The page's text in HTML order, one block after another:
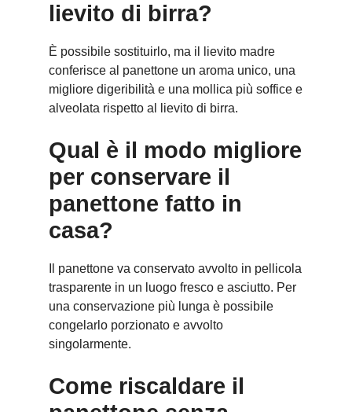
lievito di birra?
È possibile sostituirlo, ma il lievito madre
conferisce al panettone un aroma unico, una
migliore digeribilità e una mollica più soffice e
alveolata rispetto al lievito di birra.
Qual è il modo migliore
per conservare il
panettone fatto in
casa?
Il panettone va conservato avvolto in pellicola
trasparente in un luogo fresco e asciutto. Per
una conservazione più lunga è possibile
congelarlo porzionato e avvolto
singolarmente.
Come riscaldare il